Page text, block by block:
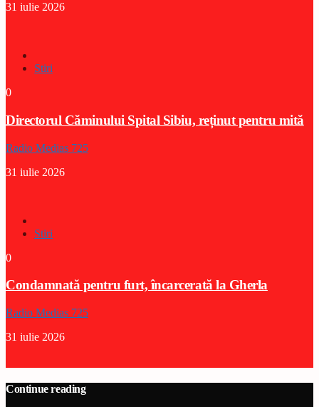
31 iulie 2026
Stiri
0
Directorul Căminului Spital Sibiu, reținut pentru mită
Radio Medias 725
31 iulie 2026
Stiri
0
Condamnată pentru furt, încarcerată la Gherla
Radio Medias 725
31 iulie 2026
Continue reading